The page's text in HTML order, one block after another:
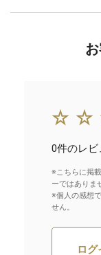
0件のレビ
※こちらに掲
ーではありま
※個人の感想
せん。
ログ